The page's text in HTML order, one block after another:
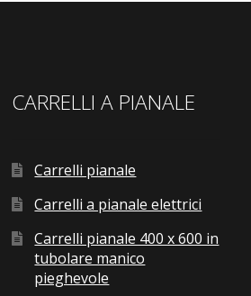
CARRELLI A PIANALE
Carrelli pianale
Carrelli a pianale elettrici
Carrelli pianale 400 x 600 in
tubolare manico
pieghevole